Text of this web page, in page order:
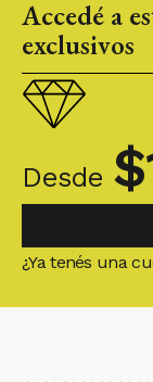
Accedé a
exclusivos
Desde $
¿Ya tenés una